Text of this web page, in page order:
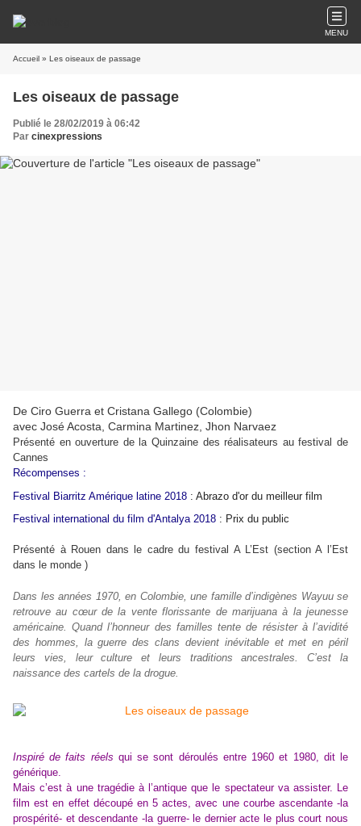
MENU
Accueil » Les oiseaux de passage
Les oiseaux de passage
Publié le 28/02/2019 à 06:42
Par cinexpressions
De Ciro Guerra et Cristana Gallego (Colombie)
avec José Acosta, Carmina Martinez, Jhon Narvaez
Présenté en ouverture de la Quinzaine des réalisateurs au festival de
Cannes
Récompenses :
Festival Biarritz Amérique latine 2018 : Abrazo d'or du meilleur film
Festival international du film d'Antalya 2018 : Prix du public
Présenté à Rouen dans le cadre du festival A L’Est (section A l’Est
dans le monde )
Dans les années 1970, en Colombie, une famille d’indigènes Wayuu se
retrouve au cœur de la vente florissante de marijuana à la jeunesse
américaine. Quand l’honneur des familles tente de résister à l’avidité
des hommes, la guerre des clans devient inévitable et met en péril
leurs vies, leur culture et leurs traditions ancestrales. C’est la
naissance des cartels de la drogue.
Inspiré de faits réels qui se sont déroulés entre 1960 et 1980, dit le
générique.
Mais c’est à une tragédie à l’antique que le spectateur va assister. Le
film est en effet découpé en 5 actes, avec une courbe ascendante -la
prospérité- et descendante -la guerre- le dernier acte le plus court nous